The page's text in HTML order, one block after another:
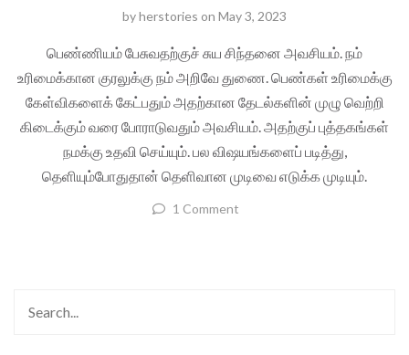
byherstories on May 3, 2023
பெண்ணியம் பேசுவதற்குச் சுய சிந்தனை அவசியம். நம்
உரிமைக்கான குரலுக்கு நம் அறிவே துணை. பெண்கள் உரிமைக்கு
கேள்விகளைக் கேட்பதும் அதற்கான தேடல்களின் முழு வெற்றி
கிடைக்கும் வரை போராடுவதும் அவசியம். அதற்குப் புத்தகங்கள்
நமக்கு உதவி செய்யும். பல விஷயங்களைப் படித்து,
தெளியும்போதுதான் தெளிவான முடிவை எடுக்க முடியும்.
1 Comment